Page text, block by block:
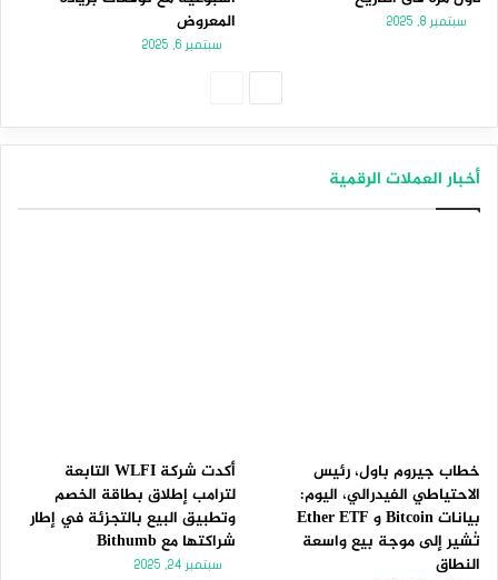
سبتمبر 8, 2025
المعروض
سبتمبر 6, 2025
أخبار العملات الرقمية
خطاب جيروم باول، رئيس
الاحتياطي الفيدرالي، اليوم:
بيانات Bitcoin و Ether ETF
تُشير إلى موجة بيع واسعة
النطاق
أكدت شركة WLFI التابعة
لترامب إطلاق بطاقة الخصم
وتطبيق البيع بالتجزئة في إطار
شراكتها مع Bithumb
سبتمبر 24, 2025